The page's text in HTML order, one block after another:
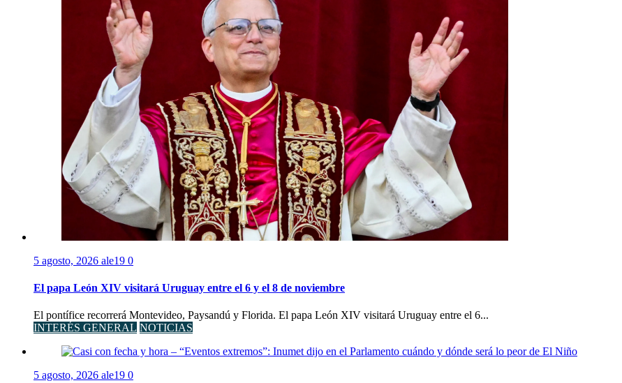
5 agosto, 2026 ale19 0
El papa León XIV visitará Uruguay entre el 6 y el 8 de noviembre
El pontífice recorrerá Montevideo, Paysandú y Florida. El papa León XIV visitará Uruguay entre el 6...
INTERÉS GENERAL NOTICIAS
5 agosto, 2026 ale19 0